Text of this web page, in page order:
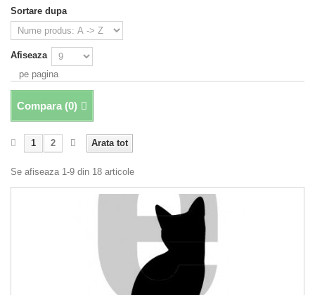
Sortare dupa
Afiseaza
pe pagina
Compara (0)
Arata tot
1 2
Se afiseaza 1-9 din 18 articole